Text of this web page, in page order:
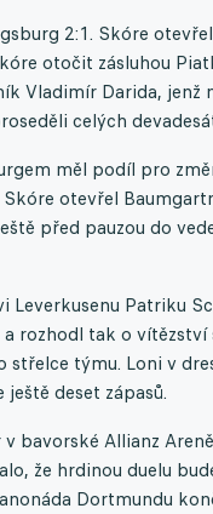
2:1. Skóre
otočit zásluhou
Vladimír Darida,
celých
měl podíl pro
otevřel
před pauzou do
Leverkusenu Patriku
rozhodl tak o
střelce týmu. Loni v
deset zápasů.
bavorské Allianz
že hrdinou duelu
Dortmundu